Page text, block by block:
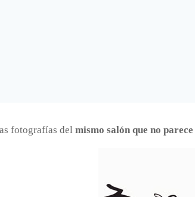
fotografías del mismo salón que no